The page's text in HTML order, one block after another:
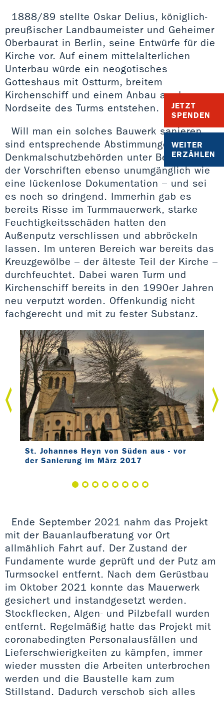
JETZT
SPENDEN
WEITER
ERZÄHLEN
1888/89 stellte Oskar Delius, königlich-
preußischer Landbaumeister und Geheimer
Oberbaurat in Berlin, seine Entwürfe für die
Kirche vor. Auf einem mittelalterlichen
Unterbau würde ein neogotisches
Gotteshaus mit Ostturm, breitem
Kirchenschiff und einem Anbau an der
Nordseite des Turms entstehen.
Will man ein solches Bauwerk sanieren,
sind entsprechende Abstimmungen mit den
Denkmalschutzbehörden unter Beachtung
der Vorschriften ebenso unumgänglich wie
eine lückenlose Dokumentation – und sei
es noch so dringend. Immerhin gab es
bereits Risse im Turmmauerwerk, starke
Feuchtigkeitsschäden hatten den
Außenputz verschlissen und abbröckeln
lassen. Im unteren Bereich war bereits das
Kreuzgewölbe – der älteste Teil der Kirche –
durchfeuchtet. Dabei waren Turm und
Kirchenschiff bereits in den 1990er Jahren
neu verputzt worden. Offenkundig nicht
fachgerecht und mit zu fester Substanz.
St. Johannes Heyn von Süden aus - vor
der Sanierung im März 2017
Ende September 2021 nahm das Projekt
mit der Bauanlaufberatung vor Ort
allmählich Fahrt auf. Der Zustand der
Fundamente wurde geprüft und der Putz am
Turmsockel entfernt. Nach dem Gerüstbau
im Oktober 2021 konnte das Mauerwerk
gesichert und instandgesetzt werden.
Stockflecken, Algen- und Pilzbefall wurden
entfernt. Regelmäßig hatte das Projekt mit
coronabedingten Personalausfällen und
Lieferschwierigkeiten zu kämpfen, immer
wieder mussten die Arbeiten unterbrochen
werden und die Baustelle kam zum
Stillstand. Dadurch verschob sich alles